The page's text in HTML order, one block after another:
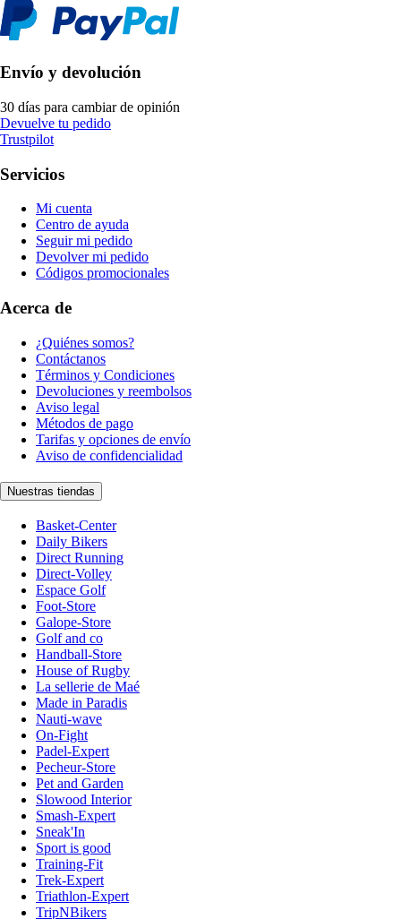
Envío y devolución
30 días para cambiar de opinión
Devuelve tu pedido
Trustpilot
Servicios
Mi cuenta
Centro de ayuda
Seguir mi pedido
Devolver mi pedido
Códigos promocionales
Acerca de
¿Quiénes somos?
Contáctanos
Términos y Condiciones
Devoluciones y reembolsos
Aviso legal
Métodos de pago
Tarifas y opciones de envío
Aviso de confidencialidad
Nuestras tiendas
Basket-Center
Daily Bikers
Direct Running
Direct-Volley
Espace Golf
Foot-Store
Galope-Store
Golf and co
Handball-Store
House of Rugby
La sellerie de Maé
Made in Paradis
Nauti-wave
On-Fight
Padel-Expert
Pecheur-Store
Pet and Garden
Slowood Interior
Smash-Expert
Sneak'In
Sport is good
Training-Fit
Trek-Expert
Triathlon-Expert
TripNBikers